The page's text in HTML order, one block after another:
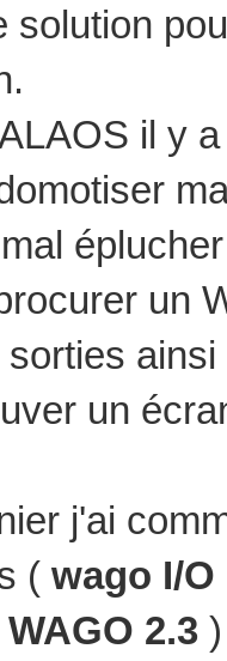
solution
il y
un
un
j'ai
( wago I/O
WAGO 2.3 )